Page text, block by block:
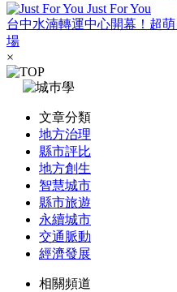
Just For You
台中水湳轉運中心開幕！超
場
×
文章分類
地方治理
縣市評比
地方創生
智慧城市
縣市旅遊
永續城市
交通脈動
經濟發展
相關頻道